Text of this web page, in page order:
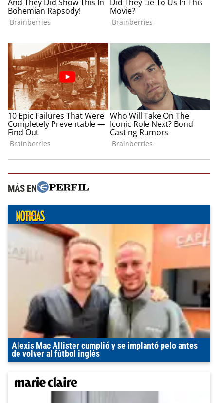
MÁS EN
Alexis Mac Allister cumplió y se implantó pelo antes
de volver al fútbol inglés